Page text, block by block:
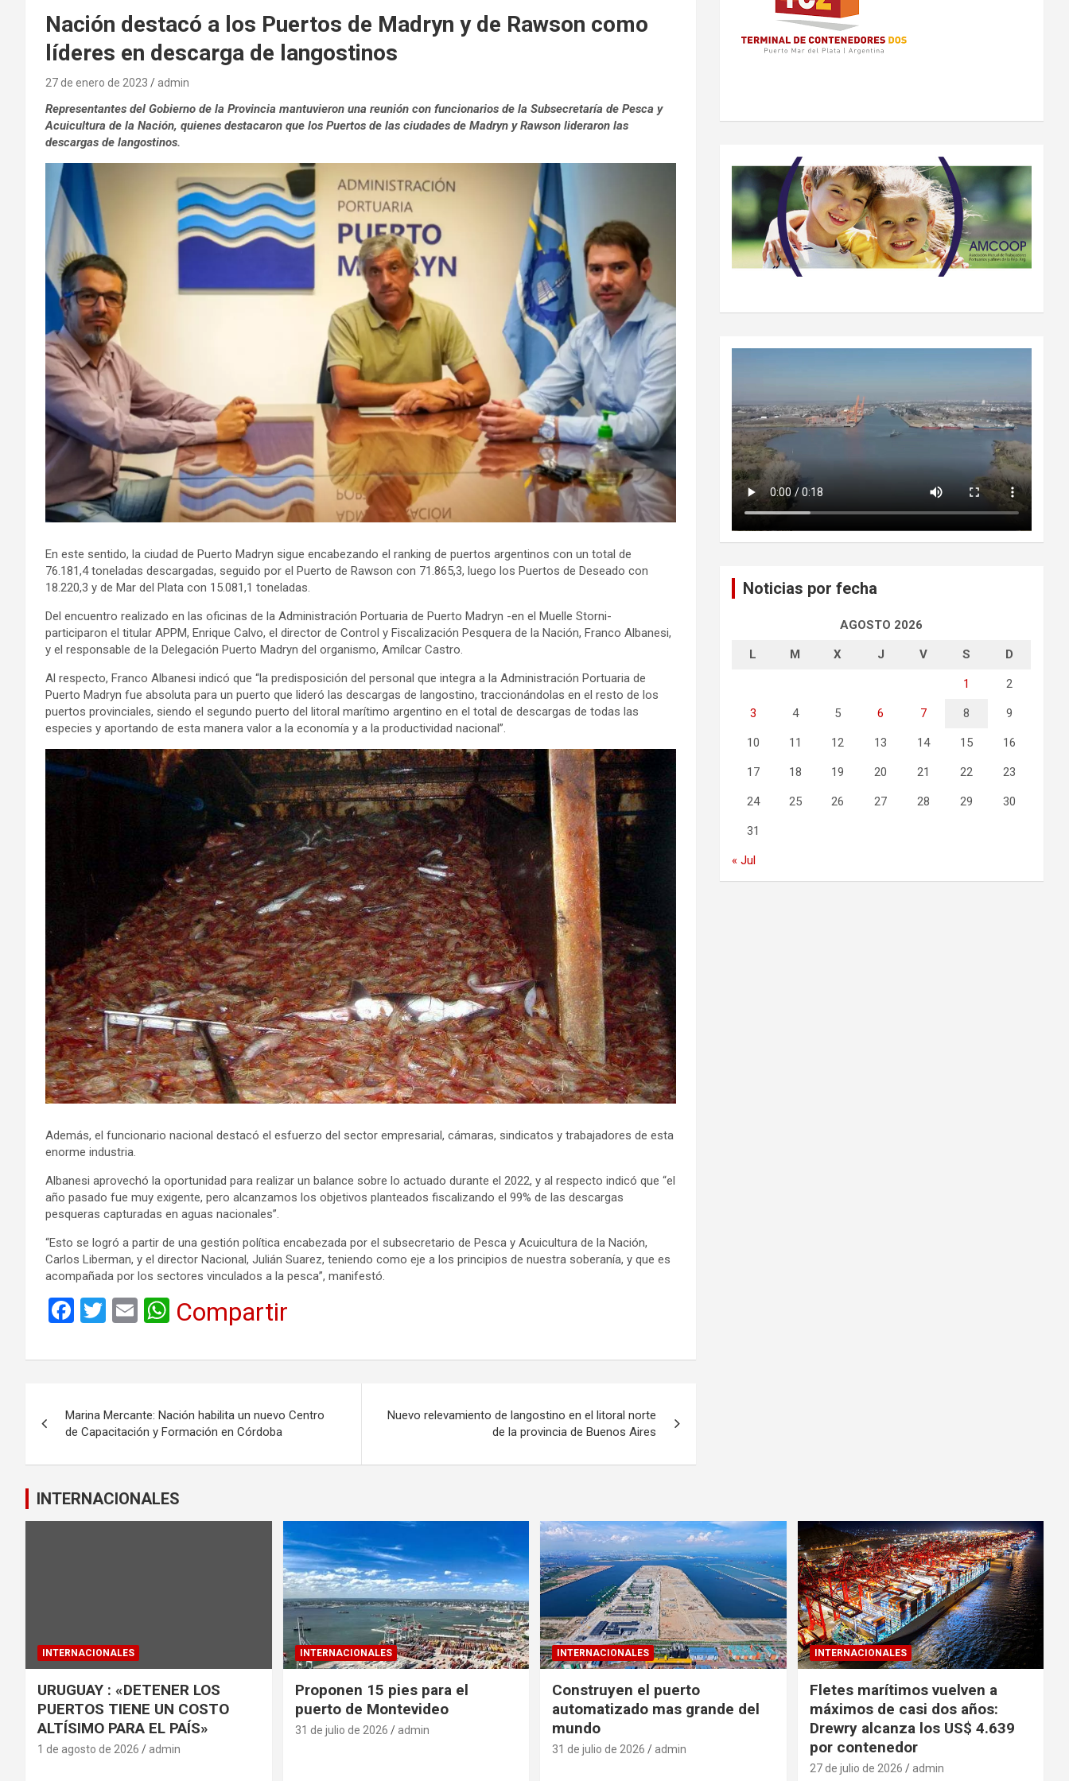
Nación destacó a los Puertos de Madryn y de Rawson como
líderes en descarga de langostinos
27 de enero de 2023 admin
Representantes del Gobierno de la Provincia mantuvieron una reunión con funcionarios de la Subsecretaría de Pesca y
Acuicultura de la Nación, quienes destacaron que los Puertos de las ciudades de Madryn y Rawson lideraron las
descargas de langostinos.
En este sentido, la ciudad de Puerto Madryn sigue encabezando el ranking de puertos argentinos con un total de
76.181,4 toneladas descargadas, seguido por el Puerto de Rawson con 71.865,3, luego los Puertos de Deseado con
18.220,3 y de Mar del Plata con 15.081,1 toneladas.
Del encuentro realizado en las oficinas de la Administración Portuaria de Puerto Madryn -en el Muelle Storni-
participaron el titular APPM, Enrique Calvo, el director de Control y Fiscalización Pesquera de la Nación, Franco Albanesi,
y el responsable de la Delegación Puerto Madryn del organismo, Amílcar Castro.
Al respecto, Franco Albanesi indicó que “la predisposición del personal que integra a la Administración Portuaria de
Puerto Madryn fue absoluta para un puerto que lideró las descargas de langostino, traccionándolas en el resto de los
puertos provinciales, siendo el segundo puerto del litoral marítimo argentino en el total de descargas de todas las
especies y aportando de esta manera valor a la economía y a la productividad nacional”.
Además, el funcionario nacional destacó el esfuerzo del sector empresarial, cámaras, sindicatos y trabajadores de esta
enorme industria.
Albanesi aprovechó la oportunidad para realizar un balance sobre lo actuado durante el 2022, y al respecto indicó que “el
año pasado fue muy exigente, pero alcanzamos los objetivos planteados fiscalizando el 99% de las descargas
pesqueras capturadas en aguas nacionales”.
“Esto se logró a partir de una gestión política encabezada por el subsecretario de Pesca y Acuicultura de la Nación,
Carlos Liberman, y el director Nacional, Julián Suarez, teniendo como eje a los principios de nuestra soberanía, y que es
acompañada por los sectores vinculados a la pesca”, manifestó.
F
ce
o
o
k
T
tt
E
ail
W
at
A
p
p
Compartir
de
entradas
Marina Mercante: Nación habilita un nuevo Centro
de Capacitación y Formación en Córdoba
Nuevo relevamiento de langostino en el litoral norte
de la provincia de Buenos Aires
Noticias por fecha
AGOSTO 2026
L M X J V S D
1 2
3 4 5 6 7 8 9
10 11 12 13 14 15 16
17 18 19 20 21 22 23
24 25 26 27 28 29 30
31
« Jul
INTERNACIONALES
INTERNACIONALES
URUGUAY : «DETENER LOS
PUERTOS TIENE UN COSTO
ALTÍSIMO PARA EL PAÍS»
1 de agosto de 2026 admin
INTERNACIONALES
Proponen 15 pies para el
puerto de Montevideo
31 de julio de 2026 admin
INTERNACIONALES
Construyen el puerto
automatizado mas grande del
mundo
31 de julio de 2026 admin
INTERNACIONALES
Fletes marítimos vuelven a
máximos de casi dos años:
Drewry alcanza los US$ 4.639
por contenedor
27 de julio de 2026 admin